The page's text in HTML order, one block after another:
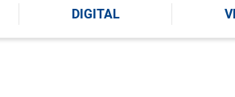
DIGITAL